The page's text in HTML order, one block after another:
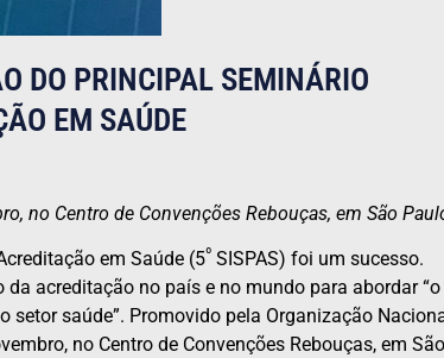
DO PRINCIPAL SEMINÁRIO
EM SAÚDE
no Centro de Convenções Rebouças, em São
em Saúde (5º SISPAS) foi um sucesso.
acreditação no país e no mundo para abordar “o
saúde”. Promovido pela Organização
no Centro de Convenções Rebouças, em São